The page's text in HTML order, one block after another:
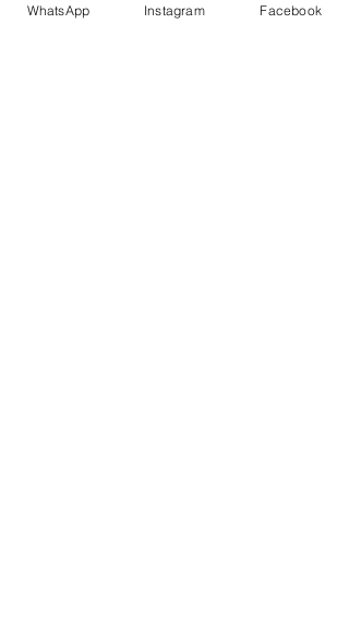
Vendas encerradas
WhatsApp Instagram Facebook